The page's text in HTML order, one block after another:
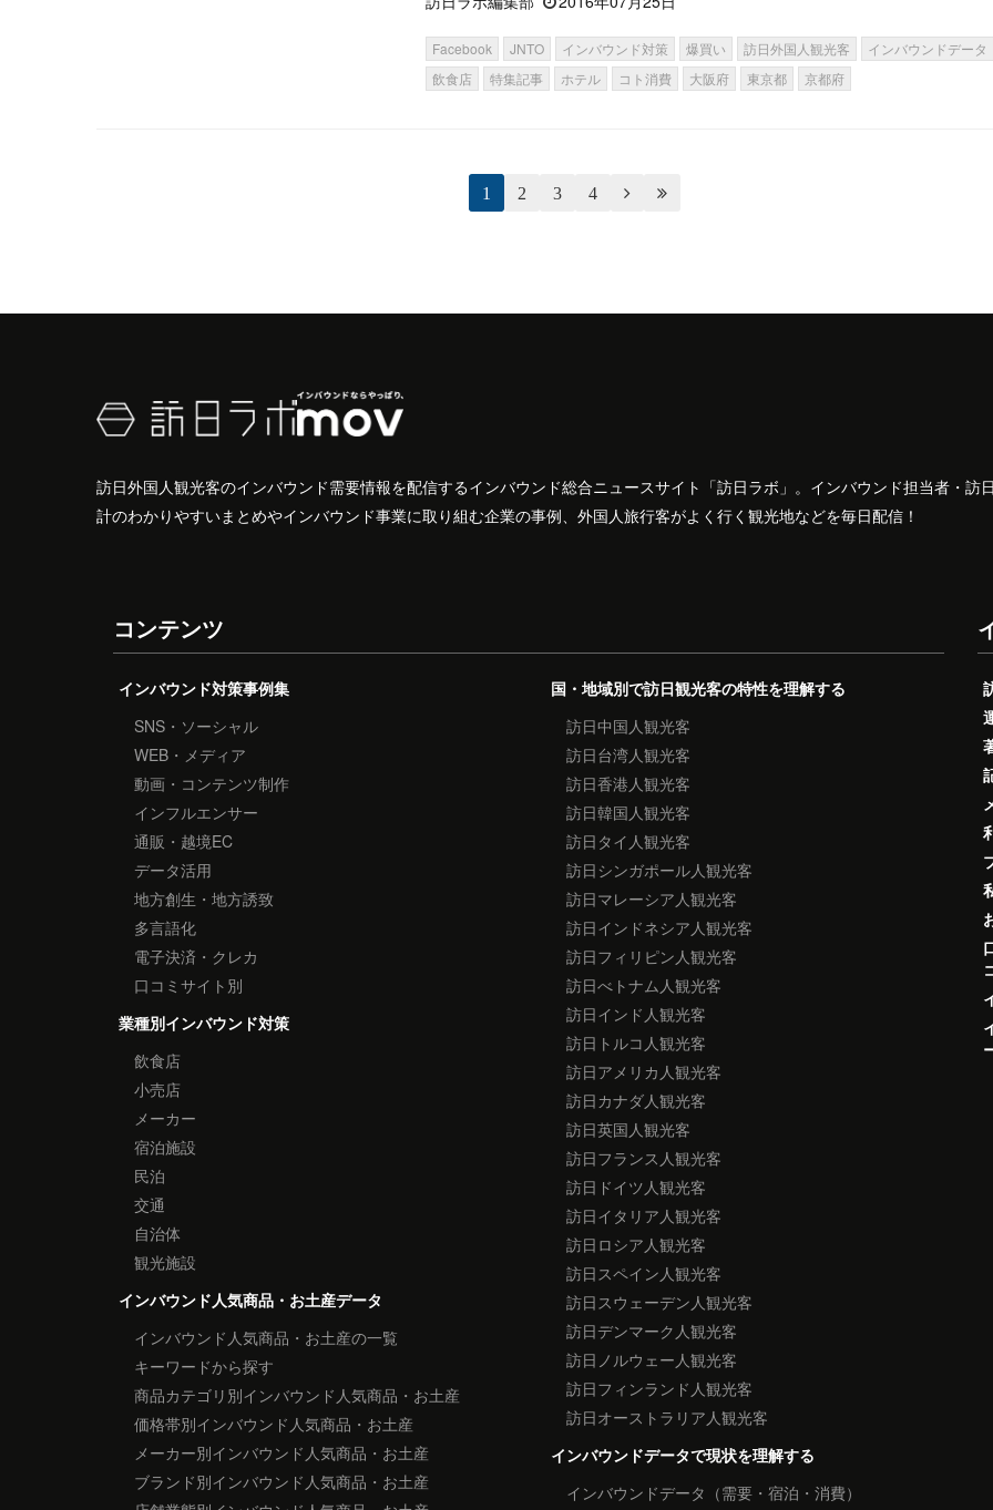
Facebook JNTO インバウンド対策 爆買い 訪日外国人観光客
インバウンドデータ
飲食店
特集記事 ホテル コト消費 大阪府 東京都 京都府
1 2 3 4  
訪日外国人観光客のインバウンド需要情報を配信するインバウンド総合ニュースサイト「訪日ラボ」。インバウンド担当者・
計のわかりやすいまとめやインバウンド事業に取り組む企業の事例、外国人旅行客がよく行く観光地などを毎日配信！
コンテンツ
インバウンド対策事例集
SNS・ソーシャル
WEB・メディア
動画・コンテンツ制作
インフルエンサー
通販・越境EC
データ活用
地方創生・地方誘致
多言語化
電子決済・クレカ
口コミサイト別
業種別インバウンド対策
飲食店
小売店
メーカー
宿泊施設
民泊
交通
自治体
観光施設
インバウンド人気商品・お土産データ
インバウンド人気商品・お土産の一覧
キーワードから探す
商品カテゴリ別インバウンド人気商品・お土産
価格帯別インバウンド人気商品・お土産
メーカー別インバウンド人気商品・お土産
ブランド別インバウンド人気商品・お土産
国・地域別で訪日観光客の特性を理解する
訪日中国人観光客
訪日台湾人観光客
訪日香港人観光客
訪日韓国人観光客
訪日タイ人観光客
訪日シンガポール人観光客
訪日マレーシア人観光客
訪日インドネシア人観光客
訪日フィリピン人観光客
訪日べトナム人観光客
訪日インド人観光客
訪日トルコ人観光客
訪日アメリカ人観光客
訪日カナダ人観光客
訪日英国人観光客
訪日フランス人観光客
訪日ドイツ人観光客
訪日イタリア人観光客
訪日ロシア人観光客
訪日スペイン人観光客
訪日スウェーデン人観光客
訪日デンマーク人観光客
訪日ノルウェー人観光客
訪日フィンランド人観光客
訪日オーストラリア人観光客
インバウンドデータで現状を理解する
インバウンドデータ（需要・宿泊・消費）